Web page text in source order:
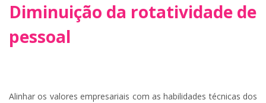
Diminuição da rotatividade de
pessoal
Alinhar os valores empresariais com as habilidades técnicas dos